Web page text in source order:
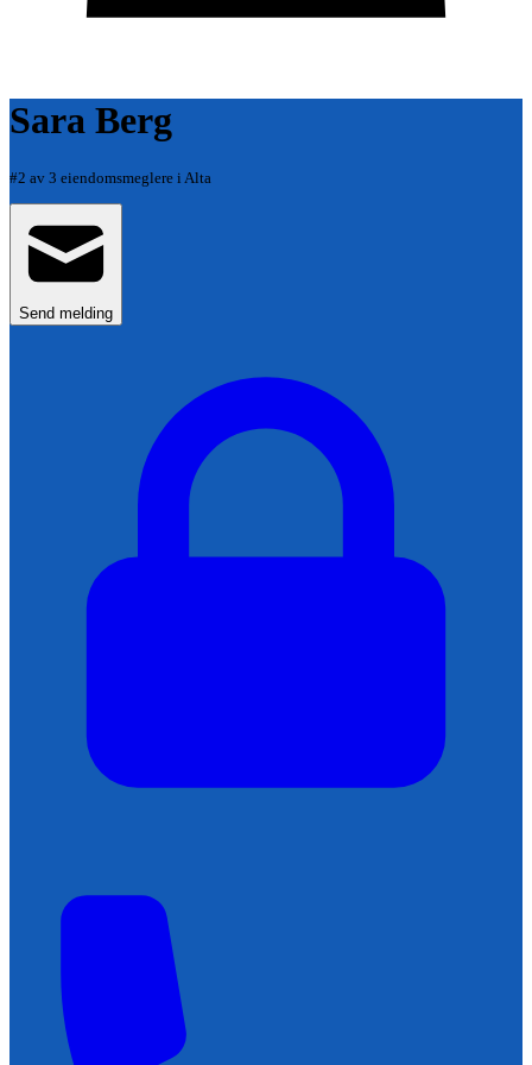
Sara Berg
#2 av 3 eiendomsmeglere i Alta
Send melding